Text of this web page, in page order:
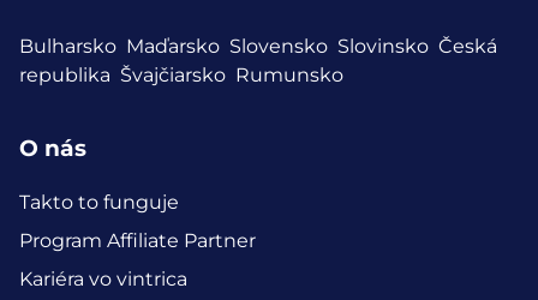
Bulharsko Maďarsko Slovensko Slovinsko Česká
republika Švajčiarsko Rumunsko
O nás
Takto to funguje
Program Affiliate Partner
Kariéra vo vintrica